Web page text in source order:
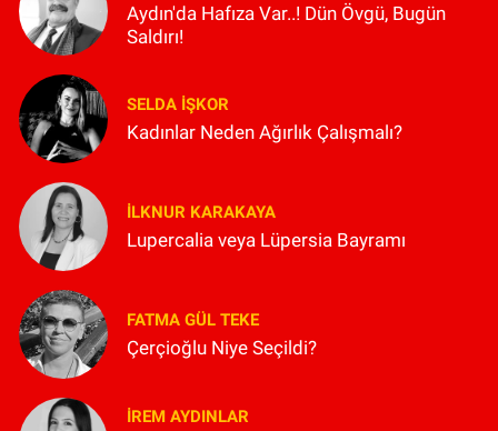
Aydın'da Hafıza Var..! Dün Övgü, Bugün
Saldırı!
SELDA İŞKOR
Kadınlar Neden Ağırlık Çalışmalı?
İLKNUR KARAKAYA
Lupercalia veya Lüpersia Bayramı
FATMA GÜL TEKE
Çerçioğlu Niye Seçildi?
İREM AYDINLAR